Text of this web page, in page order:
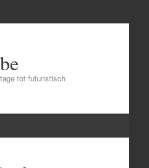
tot futuristisch